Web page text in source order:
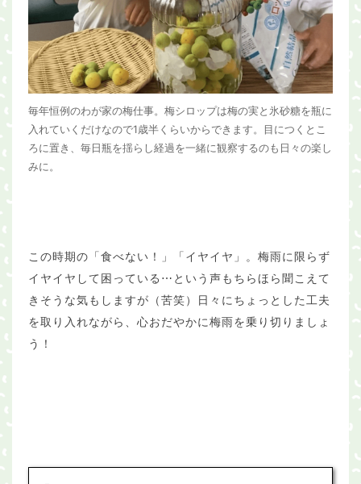
毎年恒例のわが家の梅仕事。梅シロップは梅の実と氷砂糖を瓶に
入れていくだけなので1歳半くらいからできます。目につくとこ
ろに置き、毎日瓶を揺らし経過を一緒に観察するのも日々の楽し
みに。
この時期の「食べない！」「イヤイヤ」。梅雨に限らず
イヤイヤして困っている⋯という声もちらほら聞こえて
きそうな気もしますが（苦笑）日々にちょっとした工夫
を取り入れながら、心おだやかに梅雨を乗り切りましょ
う！